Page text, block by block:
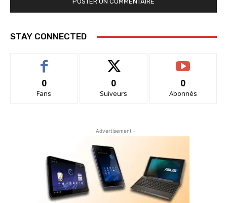
STAY CONNECTED
0
Fans
0
Suiveurs
0
Abonnés
- Advertisement -